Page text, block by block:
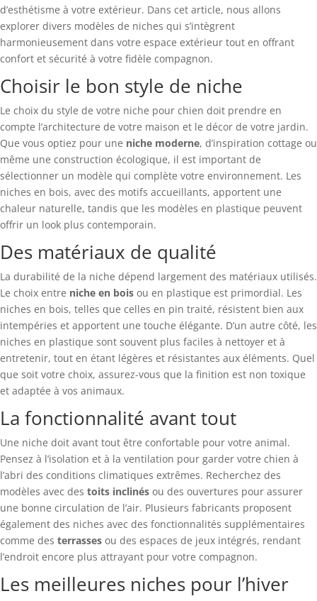
d’esthétisme à votre extérieur. Dans cet article, nous allons
explorer divers modèles de niches qui s’intègrent
harmonieusement dans votre espace extérieur tout en offrant
confort et sécurité à votre fidèle compagnon.
Choisir le bon style de niche
Le choix du style de votre niche pour chien doit prendre en
compte l’architecture de votre maison et le décor de votre jardin.
Que vous optiez pour une niche moderne, d’inspiration cottage ou
même une construction écologique, il est important de
sélectionner un modèle qui complète votre environnement. Les
niches en bois, avec des motifs accueillants, apportent une
chaleur naturelle, tandis que les modèles en plastique peuvent
offrir un look plus contemporain.
Des matériaux de qualité
La durabilité de la niche dépend largement des matériaux utilisés.
Le choix entre niche en bois ou en plastique est primordial. Les
niches en bois, telles que celles en pin traité, résistent bien aux
intempéries et apportent une touche élégante. D’un autre côté, les
niches en plastique sont souvent plus faciles à nettoyer et à
entretenir, tout en étant légères et résistantes aux éléments. Quel
que soit votre choix, assurez-vous que la finition est non toxique
et adaptée à vos animaux.
La fonctionnalité avant tout
Une niche doit avant tout être confortable pour votre animal.
Pensez à l’isolation et à la ventilation pour garder votre chien à
l’abri des conditions climatiques extrêmes. Recherchez des
modèles avec des toits inclinés ou des ouvertures pour assurer
une bonne circulation de l’air. Plusieurs fabricants proposent
également des niches avec des fonctionnalités supplémentaires
comme des terrasses ou des espaces de jeux intégrés, rendant
l’endroit encore plus attrayant pour votre compagnon.
Les meilleures niches pour l’hiver